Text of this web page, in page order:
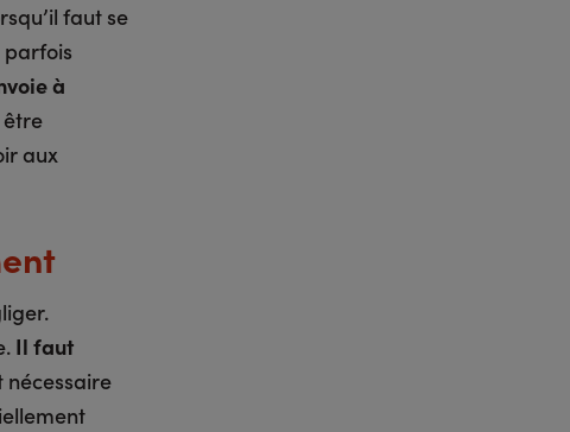
faut se
parfois
à
être
aux
Il faut
nécessaire